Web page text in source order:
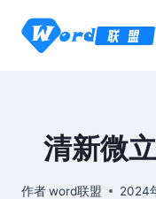
清新微
作者word联盟 2024